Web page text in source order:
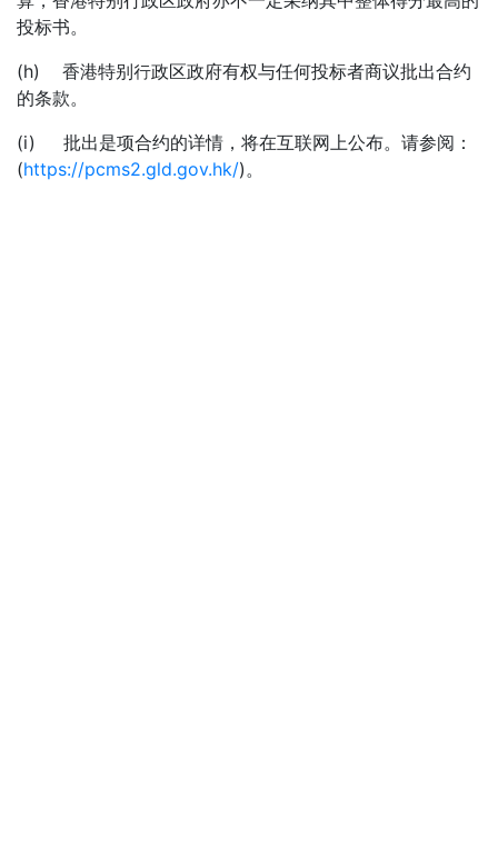
投标书。
(h) 香港特别行政区政府有权与任何投标者商议批出合约
的条款。
(i) 批出是项合约的详情，将在互联网上公布。请参阅：
(https://pcms2.gld.gov.hk/)。